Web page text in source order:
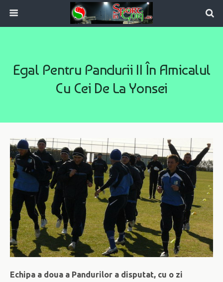
Egal Pentru Pandurii II În Amicalul
Cu Cei De La Yonsei
Echipa a doua a Pandurilor a disputat, cu o zi